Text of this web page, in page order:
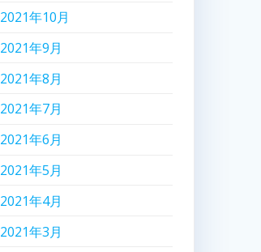
2021年10月
2021年9月
2021年8月
2021年7月
2021年6月
2021年5月
2021年4月
2021年3月